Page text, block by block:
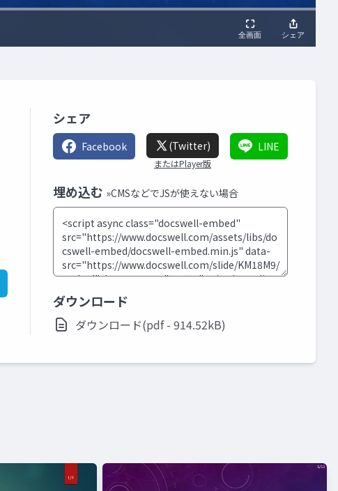
シェア
Facebook (Twitter)
またはPlayer版
LINE
埋め込む »CMSなどでJSが使えない場合
ダウンロード
ダウンロード(pdf - 914.52kB)